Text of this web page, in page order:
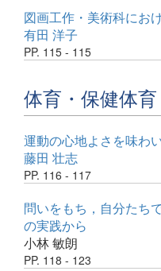
図画工作・美術科にお
有田 洋子
PP. 115 - 115
体育・保健体育
運動の心地よさを味わ
藤田 壮志
PP. 116 - 117
問いをもち，自分たち
の実践から
小林 敏朗
PP. 118 - 123